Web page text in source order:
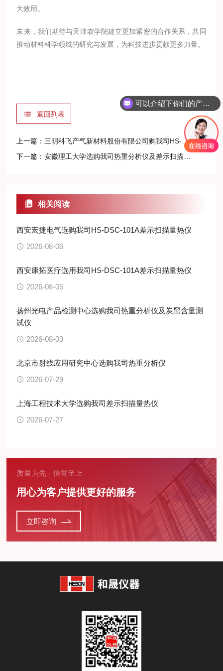
大效用。
未来，我们期待与天津农学院建立更加紧密的合作关系，共同
推动材料科学领域的研究与发展，为科技进步贡献更多力量。
返回列表
上一篇： 三明科飞产气新材料股份有限公司购我司HS-TGA-101热重分析仪
下一篇：安徽理工大学选购我司热重分析仪及差示扫描量热仪
相关阅读
西安宏捷电气选购我司HS-DSC-101A差示扫描量热仪
2026-08-06
西安康拓医疗选用我司HS-DSC-101A差示扫描量热仪
2026-08-05
扬州光电产品检测中心选购我司热重分析仪及炭黑含量测
试仪
2026-08-03
北京市射线应用研究中心选购我司热重分析仪
2026-07-29
上海工程技术大学选购我司差示扫描量热仪
2026-07-27
质量为先 · 信誉至上
用心为客户提供更好的服务
立即咨询
可以介绍下你们的产品么？